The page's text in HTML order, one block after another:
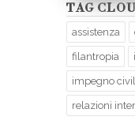
TAG
assistenza
filantropia
impegno
relazioni